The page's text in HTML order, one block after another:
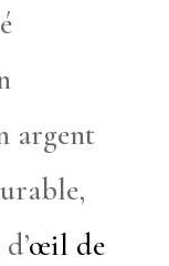
argent
œil de